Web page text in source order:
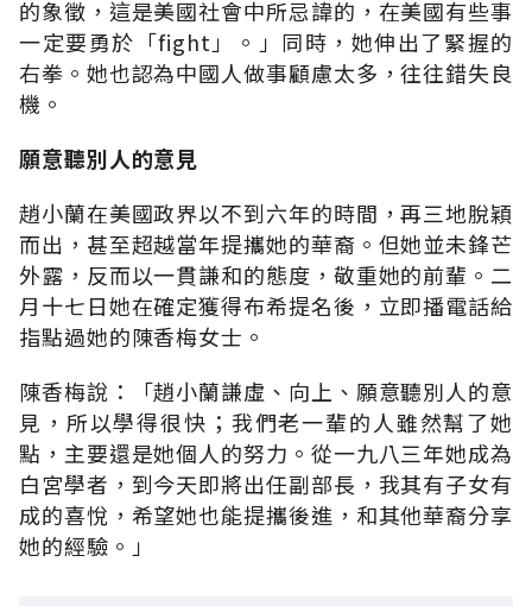
的象徵，這是美國社會中所忌諱的，在美國有些事
一定要勇於「fight」。」同時，她伸出了緊握的
右拳。她也認為中國人做事顧慮太多，往往錯失良
機。
願意聽別人的意見
趙小蘭在美國政界以不到六年的時間，再三地脫穎
而出，甚至超越當年提攜她的華裔。但她並未鋒芒
外露，反而以一貫謙和的態度，敬重她的前輩。二
月十七日她在確定獲得布希提名後，立即播電話給
指點過她的陳香梅女士。
陳香梅說：「趙小蘭謙虛、向上、願意聽別人的意
見，所以學得很快；我們老一輩的人雖然幫了她
點，主要還是她個人的努力。從一九八三年她成為
白宮學者，到今天即將出任副部長，我其有子女有
成的喜悅，希望她也能提攜後進，和其他華裔分享
她的經驗。」